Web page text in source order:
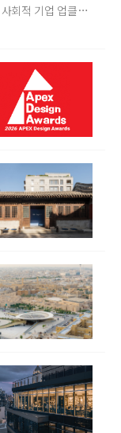
홈퍼니싱 리테일 기업 이케아 코리아가 사회적 기업 업클로스(Upcloth)와 협력해 재봉 서비스를 선보인다. 이번 협업은 이케